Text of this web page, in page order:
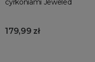
niebieskie
zielone
cyrkoniami Jeweled
179,99 zł